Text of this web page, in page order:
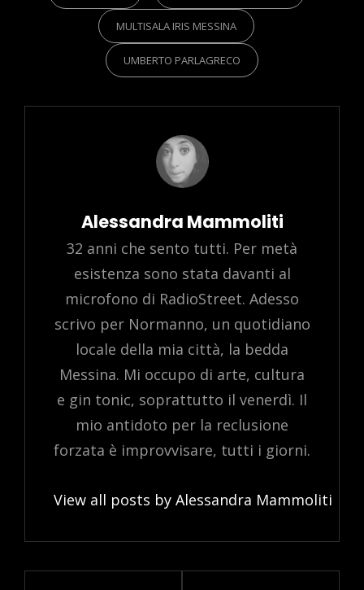
MULTISALA IRIS MESSINA
UMBERTO PARLAGRECO
Author:
Alessandra Mammoliti
32 anni che sento tutti. Per metà
esistenza sono stata davanti al
microfono di RadioStreet. Adesso
scrivo per Normanno, un quotidiano
locale della mia città, la bedda
Messina. Mi occupo di arte, cultura
e gin tonic, soprattutto il venerdì. Il
mio antidoto per la reclusione
forzata è improvvisare, tutti i giorni.
View all posts by Alessandra Mammoliti